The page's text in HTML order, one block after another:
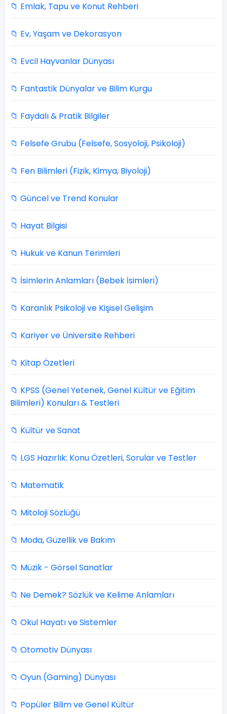
📁 Emlak, Tapu ve Konut Rehberi
📁 Ev, Yaşam ve Dekorasyon
📁 Evcil Hayvanlar Dünyası
📁 Fantastik Dünyalar ve Bilim Kurgu
📁 Faydalı & Pratik Bilgiler
📁 Felsefe Grubu (Felsefe, Sosyoloji, Psikoloji)
📁 Fen Bilimleri (Fizik, Kimya, Biyoloji)
📁 Güncel ve Trend Konular
📁 Hayat Bilgisi
📁 Hukuk ve Kanun Terimleri
📁 İsimlerin Anlamları (Bebek İsimleri)
📁 Karanlık Psikoloji ve Kişisel Gelişim
📁 Kariyer ve Üniversite Rehberi
📁 Kitap Özetleri
📁 KPSS (Genel Yetenek, Genel Kültür ve Eğitim
Bilimleri) Konuları & Testleri
📁 Kültür ve Sanat
📁 LGS Hazırlık: Konu Özetleri, Sorular ve Testler
📁 Matematik
📁 Mitoloji Sözlüğü
📁 Moda, Güzellik ve Bakım
📁 Müzik - Görsel Sanatlar
📁 Ne Demek? Sözlük ve Kelime Anlamları
📁 Okul Hayatı ve Sistemler
📁 Otomotiv Dünyası
📁 Oyun (Gaming) Dünyası
📁 Popüler Bilim ve Genel Kültür